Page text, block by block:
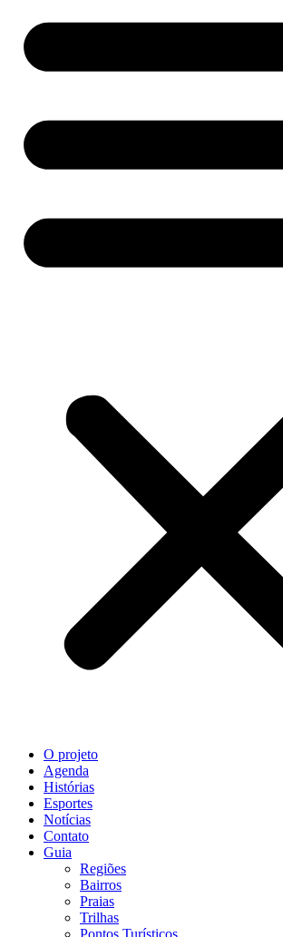
O projeto
Agenda
Histórias
Esportes
Notícias
Contato
Guia
Regiões
Bairros
Praias
Trilhas
Pontos Turísticos